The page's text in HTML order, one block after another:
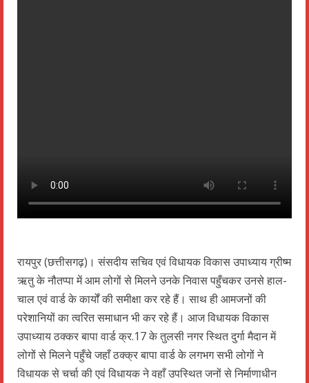
रायपुर (छत्तीसगढ़)। संसदीय सचिव एवं विधायक विकास उपाध्याय ग्रीष्म
ऋतु के नौतप्पा में आम लोगों से मिलने उनके निवास पहुँचकर उनसे हाल-
चाल एवं वार्ड के कार्यों की समीक्षा कर रहे हैं। साथ ही आमजनों की
परेशानियों का त्वरित समाधान भी कर रहे हैं। आज विधायक विकास
उपाध्याय ठक्कर बापा वार्ड क्र.17 के तुलसी नगर स्थित दुर्गा मैदान में
लोगों से मिलने पहुँचे जहाँ ठक्क्र बापा वार्ड के लगभग सभी लोगों ने
विधायक से चर्चा की एवं विधायक ने वहाँ उपस्थित जनों से निर्माणाधीन